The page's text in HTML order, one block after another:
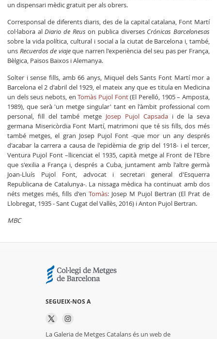
un dispensari mèdic gratuït per als obrers.
Corresponsal de diferents diaris, des de la capital catalana, Font Martí
col·labora alDiario de Reuson publica diverses Crónicas Barcelonesas
sobre la vida política, cultural i social a la ciutat de Barcelona i, també,
uns Recuerdos de viajeque narren l'experiència del seu pas per França,
Bèlgica, Països Baixos i Alemanya.
Solter i sense fills, amb 66 anys, Miquel dels Sants Font Martí mor a
Barcelona el 2 d'abril del 1929, el mateix any que es titula en Medicina
un dels seus nebots, enTomàs Pujol Font(El Perelló, 1905 – Amposta,
1989), que serà 'un metge singular' tant en l'àmbit professional com
personal, fill del també metge Josep Pujol Capsadai de la seva
germana Misericòrdia Font Martí, matrimoni que té sis fills, dos més
també metges, el gran Josep Pujol Font -que mor un any després
d'acabar la carrera a causa de l'epidèmia de grip del 1918- i el tercer,
Ventura Pujol Font –llicenciat el 1935, capità metge al Front de l'Ebre
que s'exilia a França i, després a Cuba, juntament amb l'altre germà
Joan-Lluís Pujol Font, advocat i secretari general d'Esquerra
Republicana de Catalunya-. La nissaga mèdica ha continuat amb dos
néts metges més, fills d'en Tomàs: Josep M Pujol Bertran (El Prat de
Llobregat, 1935 - Sant Cugat del Vallès, 2016) i Anton Pujol Bertran.
MBC
SEGUEIX-NOS A
La Galeria de Metges Catalans és un web de